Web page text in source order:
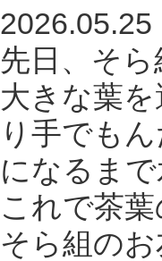
2026.05.25
先日、そ
大きな葉
り手でも
になるま
これで茶
そら組のお